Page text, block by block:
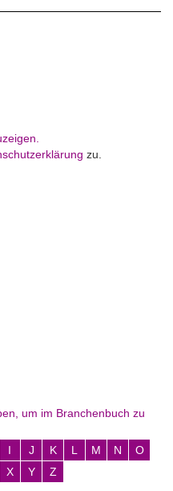
zu.
um im Branchenbuch zu
I J K L M N
O
X Y Z